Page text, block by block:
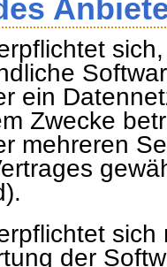
ein
Zwecke
mehreren
der